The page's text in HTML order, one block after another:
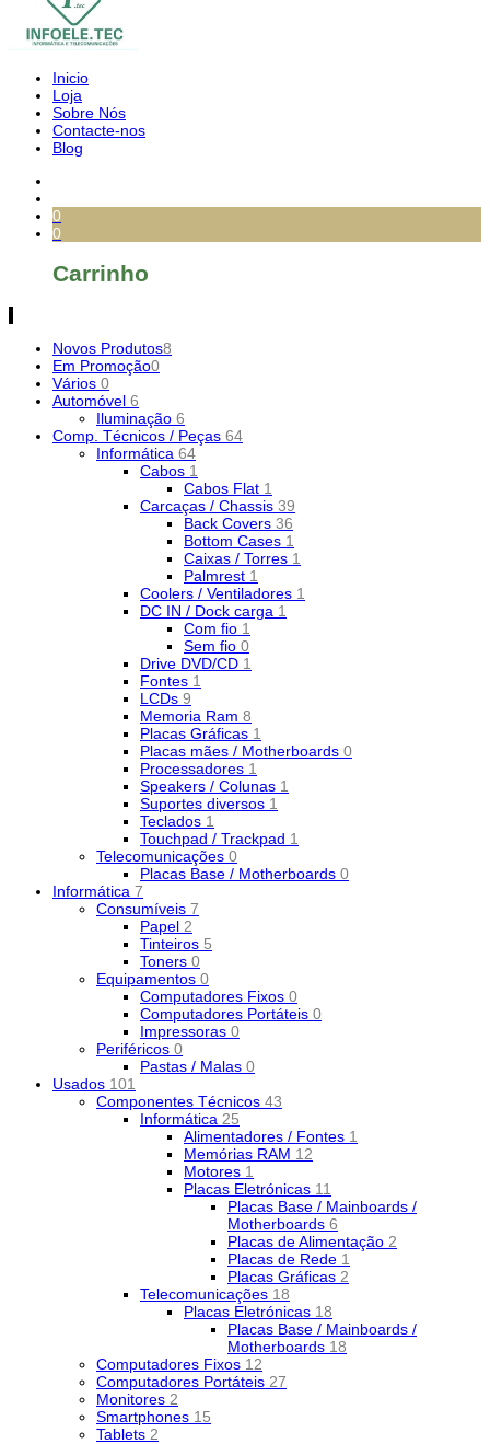
Inicio
Loja
Sobre Nós
Contacte-nos
Blog
0
0
Carrinho
Novos Produtos8
Em Promoção0
Vários 0
Automóvel 6
Iluminação 6
Comp. Técnicos / Peças 64
Informática 64
Cabos 1
Cabos Flat 1
Carcaças / Chassis 39
Back Covers 36
Bottom Cases 1
Caixas / Torres 1
Palmrest 1
Coolers / Ventiladores 1
DC IN / Dock carga 1
Com fio 1
Sem fio 0
Drive DVD/CD 1
Fontes 1
LCDs 9
Memoria Ram 8
Placas Gráficas 1
Placas mães / Motherboards 0
Processadores 1
Speakers / Colunas 1
Suportes diversos 1
Teclados 1
Touchpad / Trackpad 1
Telecomunicações 0
Placas Base / Motherboards 0
Informática 7
Consumíveis 7
Papel 2
Tinteiros 5
Toners 0
Equipamentos 0
Computadores Fixos 0
Computadores Portáteis 0
Impressoras 0
Periféricos 0
Pastas / Malas 0
Usados 101
Componentes Técnicos 43
Informática 25
Alimentadores / Fontes 1
Memórias RAM 12
Motores 1
Placas Eletrónicas 11
Placas Base / Mainboards /
Motherboards 6
Placas de Alimentação 2
Placas de Rede 1
Placas Gráficas 2
Telecomunicações 18
Placas Eletrónicas 18
Placas Base / Mainboards /
Motherboards 18
Computadores Fixos 12
Computadores Portáteis 27
Monitores 2
Smartphones 15
Tablets 2